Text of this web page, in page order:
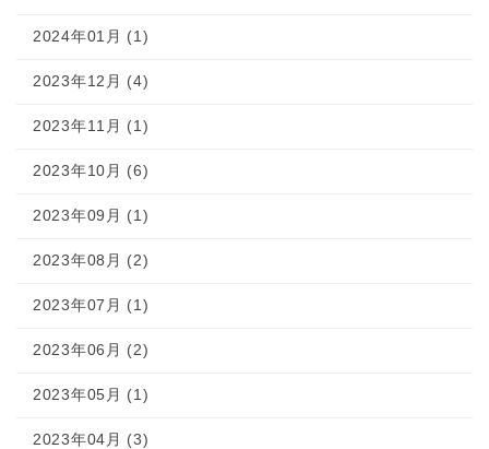
2024年01月 (1)
2023年12月 (4)
2023年11月 (1)
2023年10月 (6)
2023年09月 (1)
2023年08月 (2)
2023年07月 (1)
2023年06月 (2)
2023年05月 (1)
2023年04月 (3)